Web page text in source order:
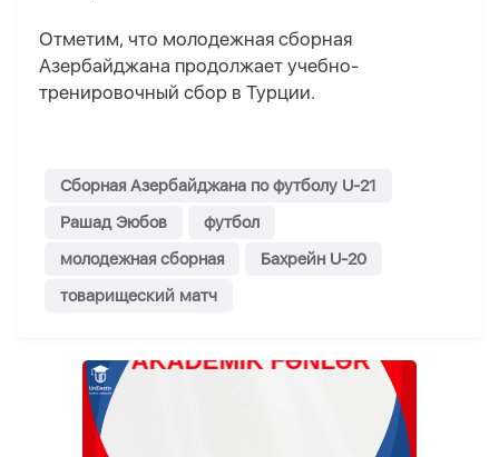
Отметим, что молодежная сборная
Азербайджана продолжает учебно-
тренировочный сбор в Турции.
Сборная Азербайджана по футболу U-21
Рашад Эюбов
футбол
молодежная сборная
Бахрейн U-20
товарищеский матч